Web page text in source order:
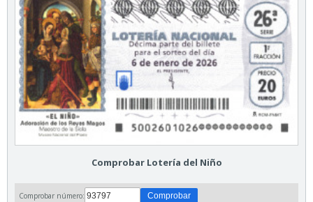
Comprobar Lotería del Niño
Comprobar número: